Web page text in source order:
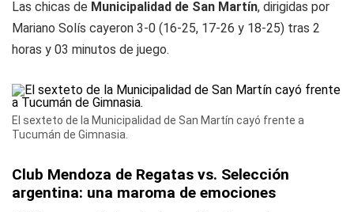
Las chicas de Municipalidad de San Martín, dirigidas por
Mariano Solís cayeron 3-0 (16-25, 17-26 y 18-25) tras 2
horas y 03 minutos de juego.
El sexteto de la Municipalidad de San Martín cayó frente a
Tucumán de Gimnasia.
Club Mendoza de Regatas vs. Selección
argentina: una maroma de emociones